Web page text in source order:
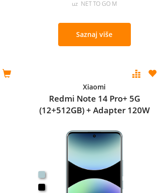
uz NET TO GO M
Saznaj više
Xiaomi
Redmi Note 14 Pro+ 5G
(12+512GB) + Adapter 120W